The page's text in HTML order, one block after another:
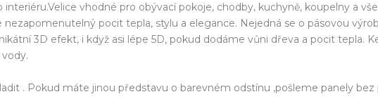
vhodné pro obývací pokoje, chodby, kuchyně, koupelny a
pocit tepla, stylu a elegance. Nejedná se o pásovou
3D efekt, i když asi lépe 5D, pokud dodáme vůni dřeva a pocit tepla.
. Pokud máte jinou představu o barevném odstínu ,pošleme panely